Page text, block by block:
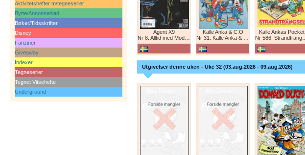
Aktivitetshefter m/tegneserier
Bytte/Annonseblad
Bøker/Tidsskrifter
Disney
Fanziner
Giveaway
Indexer
Tegneserier
Tegnet Vitsehefte
Underground
Agent X9
Nr 8: Alltid med Modesty Blaise
Kalle Anka & C:O
Nr 31: Kalle Anka & C:O
Kalle Ankas Pocket
Nr 586: Strandträngsel
Utgivelser denne uken - Uke 32 (03.aug.2026 - 09.aug.2026)